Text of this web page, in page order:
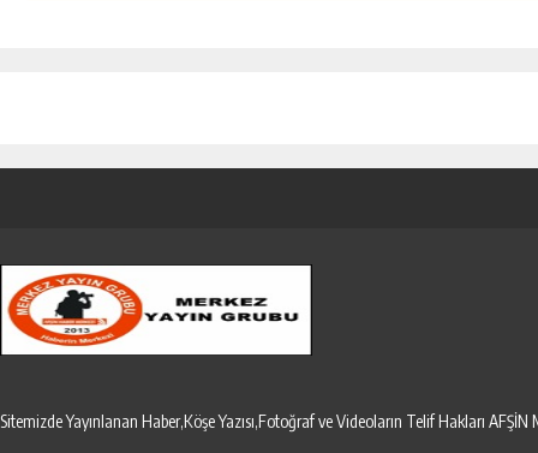
Sitemizde Yayınlanan Haber,Köşe Yazısı,Fotoğraf ve Videoların Telif Hakları